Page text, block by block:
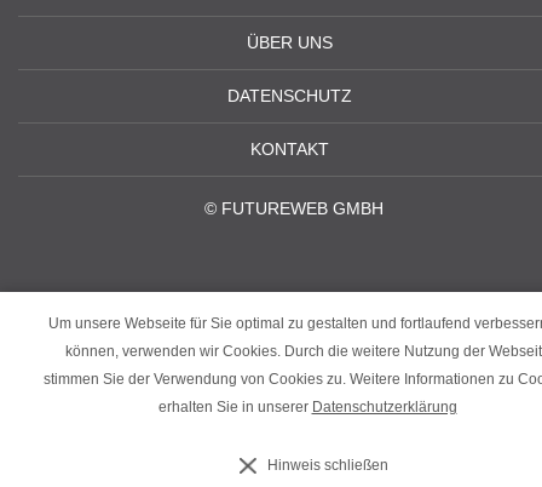
ÜBER UNS
DATENSCHUTZ
KONTAKT
© FUTUREWEB GMBH
Um unsere Webseite für Sie optimal zu gestalten und fortlaufend
können, verwenden wir Cookies. Durch die weitere Nutzung der
stimmen Sie der Verwendung von Cookies zu. Weitere Informationen zu
erhalten Sie in unserer Datenschutzerklärung
Hinweis schließen